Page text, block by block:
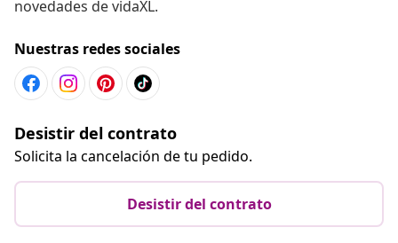
novedades de vidaXL.
Nuestras redes sociales
Desistir del contrato
Solicita la cancelación de tu pedido.
Desistir del contrato